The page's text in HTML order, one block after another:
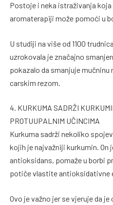
Postoje i neka istraživanja
aromaterapiji može pomoći u
U studiji na više od 1100
uzrokovala je značajno
pokazalo da smanjuje
carskim rezom.
4. KURKUMA SADRŽI
PROTUUPALNIM UČINCIMA
Kurkuma sadrži nekoliko
kojih je najvažniji kurkumin. On
antioksidans, pomaže u borbi
potiče vlastite antioksidativne
Ovo je važno jer se vjeruje da